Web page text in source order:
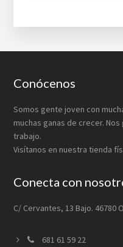
Footer
Conócenos
Somos gente joven con
muchas ganas de crecer.
trabajo.
Visítanos en nuestra tienda
Conecta con
C/ Cervantes, 13 Bajo. 46780
681 61 59 22